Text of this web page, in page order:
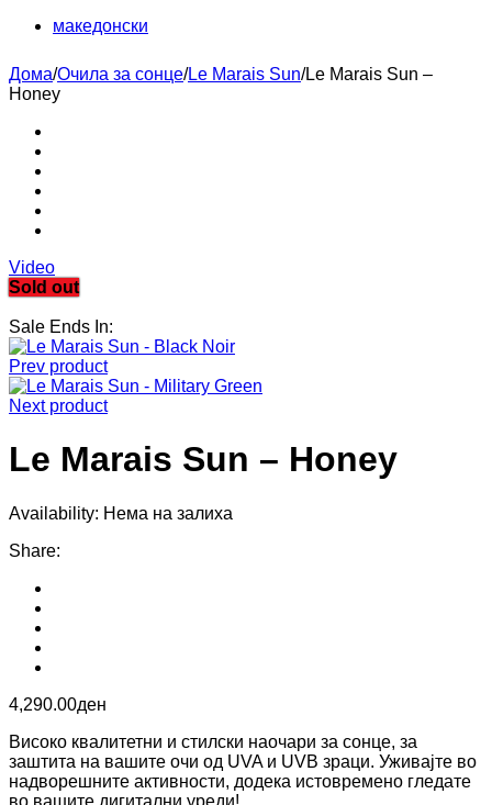
македонски
Дома/Очила за сонце/Le Marais Sun/Le Marais Sun –
Honey
Video
Sold out
Sale Ends In:
Prev product
Next product
Le Marais Sun – Honey
Availability: Нема на залиха
Share:
4,290.00ден
Високо квалитетни и стилски наочари за сонце, за
заштита на вашите очи од UVA и UVB зраци. Уживајте во
надворешните активности, додека истовремено гледате
во вашите дигитални уреди!